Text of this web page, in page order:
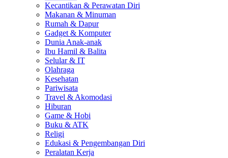
Kecantikan & Perawatan Diri
Makanan & Minuman
Rumah & Dapur
Gadget & Komputer
Dunia Anak-anak
Ibu Hamil & Balita
Selular & IT
Olahraga
Kesehatan
Pariwisata
Travel & Akomodasi
Hiburan
Game & Hobi
Buku & ATK
Religi
Edukasi & Pengembangan Diri
Peralatan Kerja